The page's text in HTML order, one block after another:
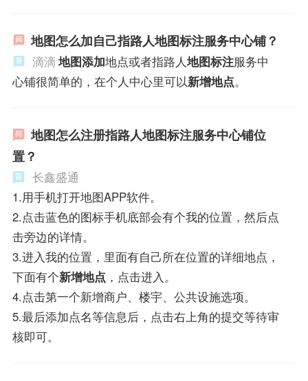
地图怎么加自己指路人地图标注服务中心铺？
滴滴 地图添加地点或者指路人地图标注服务中
心铺很简单的，在个人中心里可以新增地点。
地图怎么注册指路人地图标注服务中心铺位
置？
长鑫盛通
1.用手机打开地图APP软件。
2.点击蓝色的图标手机底部会有个我的位置，然后点
击旁边的详情。
3.进入我的位置，里面有自己所在位置的详细地点，
下面有个新增地点 ，点击进入。
4.点击第一个新增商户、楼宇、公共设施选项。
5.最后添加点名等信息后，点击右上角的提交等待审
核即可。